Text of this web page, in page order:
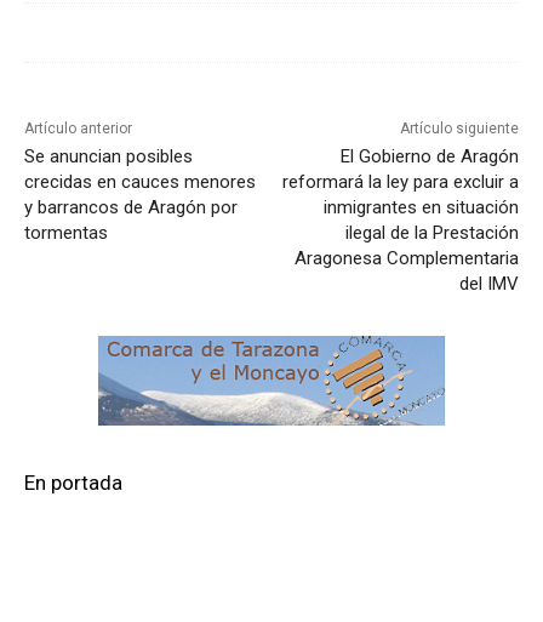
Artículo anterior
Se anuncian posibles
crecidas en cauces menores
y barrancos de Aragón por
tormentas
Artículo siguiente
El Gobierno de Aragón
reformará la ley para excluir a
inmigrantes en situación
ilegal de la Prestación
Aragonesa Complementaria
del IMV
En portada